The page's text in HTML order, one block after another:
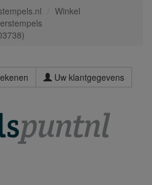
Winkel
Uw klantgegevens